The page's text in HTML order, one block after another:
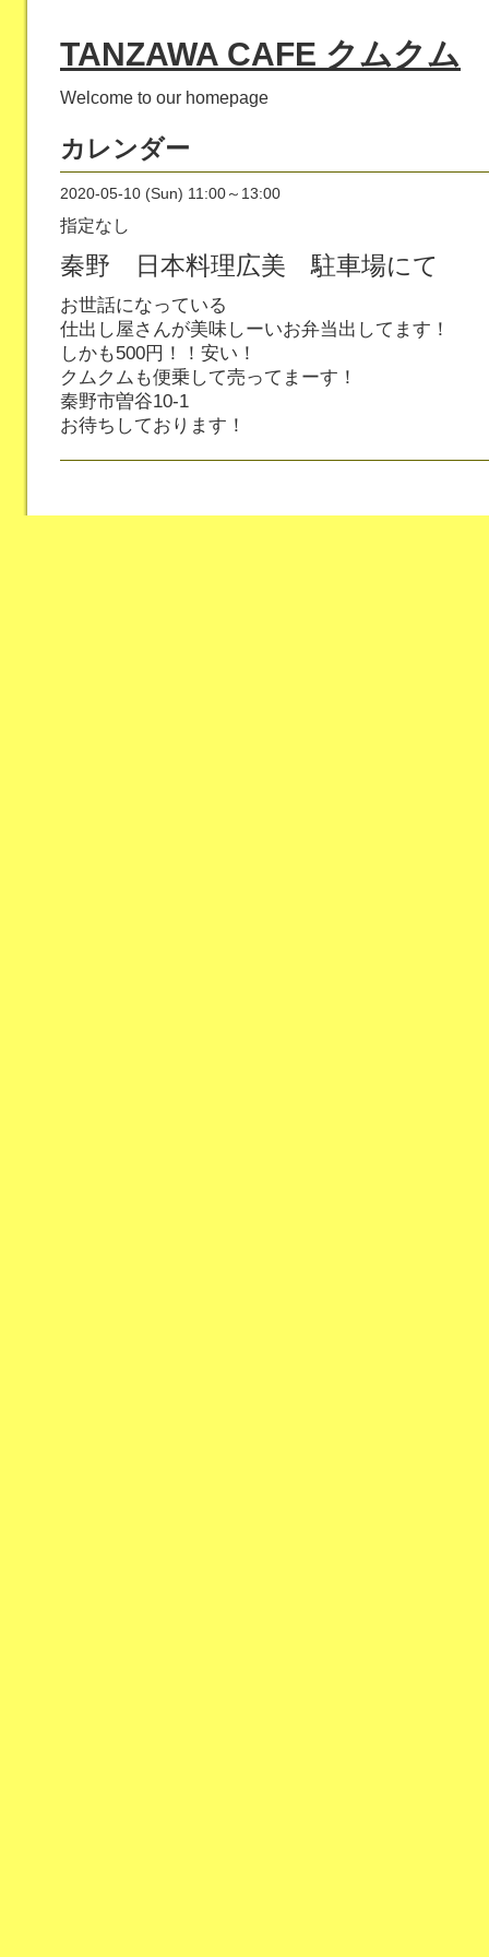
TANZAWA CAFE クムクム
Welcome to our homepage
カレンダー
2020-05-10 (Sun) 11:00～13:00
指定なし
秦野 日本料理広美 駐車場にて
お世話になっている
仕出し屋さんが美味しーいお弁当出してます！
しかも500円！！安い！
クムクムも便乗して売ってまーす！
秦野市曽谷10-1
お待ちしております！